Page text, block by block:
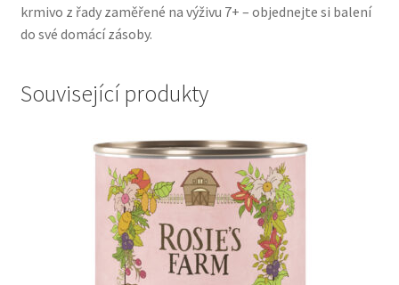
krmivo z řady zaměřené na výživu 7+ – objednejte si balení
do své domácí zásoby.
Související produkty